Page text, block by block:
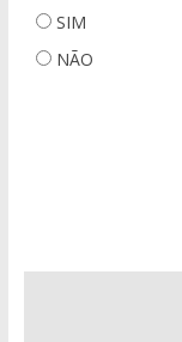
SIM
NÃO